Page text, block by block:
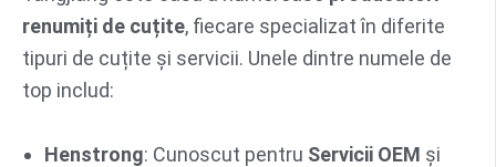
renumiți de cuțite, fiecare specializat în diferite
tipuri de cuțite și servicii. Unele dintre numele de
top includ:
Henstrong: Cunoscut pentru Servicii OEM și